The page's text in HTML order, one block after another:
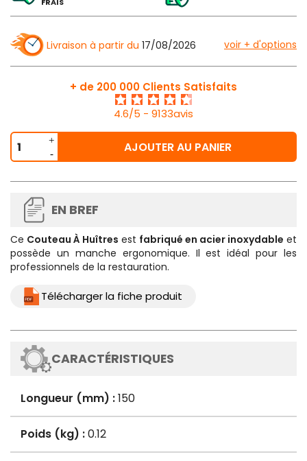
FRAIS
Livraison à partir du 17/08/2026 voir + d'options
+ de 200 000 Clients Satisfaits
4.6/5 - 9133avis
AJOUTER AU PANIER
EN BREF
Ce Couteau À Huîtres est fabriqué en acier inoxydable et
possède un manche ergonomique. Il est idéal pour les
professionnels de la restauration.
Télécharger la fiche produit
CARACTÉRISTIQUES
Longueur (mm) :150
Poids (kg) :0.12